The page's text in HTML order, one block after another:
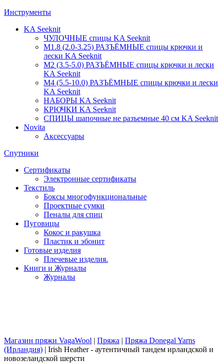
Инструменты
KA Seeknit
ЧУЛОЧНЫЕ спицы KA Seeknit
М1.8 (2.0-3.25) РАЗЪЁМНЫЕ спицы крючки и
лески KA Seeknit
М2 (3.5-5.0) РАЗЪЁМНЫЕ спицы крючки и лески
KA Seeknit
М4 (5.5-10.0) РАЗЪЁМНЫЕ спицы крючки и лески
KA Seeknit
НАБОРЫ KA Seeknit
КРЮЧКИ KA Seeknit
СПИЦЫ шапочные не разъемные 40 см KA Seeknit
Novita
Аксессуары
Спутники
Сертификаты
Электронные сертификаты
Текстиль
Боксы многофункциональные
Проектные сумки
Пеналы для спиц
Пуговицы
Кокос и ракушка
Пластик и эбонит
Готовые изделия
Плечевые изделия.
Книги и Журналы
Журналы
Магазин пряжи VagaWool | Пряжа | Пряжа Donegal Yarns
(Ирландия) | Irish Heather - аутентичный тандем ирландской и
новозеландской шерсти